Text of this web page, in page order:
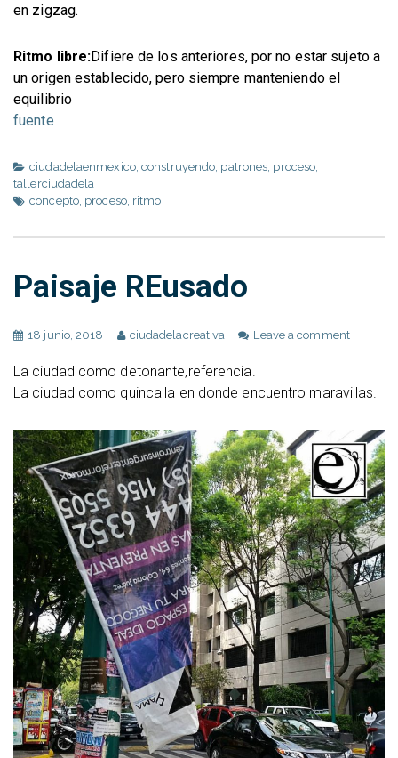
en zigzag.
Ritmo libre:Difiere de los anteriores, por no estar sujeto a
un origen establecido, pero siempre manteniendo el
equilibrio
fuente
ciudadelaenmexico,construyendo, patrones, proceso,
tallerciudadela
concepto, proceso, ritmo
Paisaje REusado
18 junio, 2018 ciudadelacreativa Leave a comment
La ciudad como detonante,referencia.
La ciudad como quincalla en donde encuentro maravillas.